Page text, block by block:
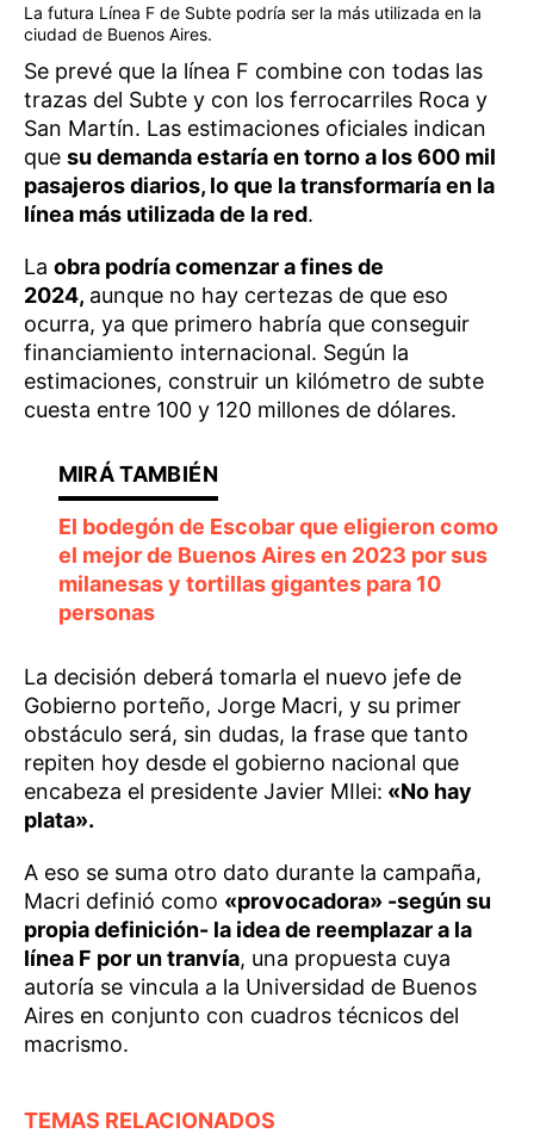
La futura Línea F de Subte podría ser la más utilizada en la
ciudad de Buenos Aires.
Se prevé que la línea F combine con todas las
trazas del Subte y con los ferrocarriles Roca y
San Martín. Las estimaciones oficiales indican
que su demanda estaría en torno a los 600 mil
pasajeros diarios, lo que la transformaría en la
línea más utilizada de la red.
La obra podría comenzar a fines de
2024, aunque no hay certezas de que eso
ocurra, ya que primero habría que conseguir
financiamiento internacional. Según la
estimaciones, construir un kilómetro de subte
cuesta entre 100 y 120 millones de dólares.
El bodegón de Escobar que eligieron como
el mejor de Buenos Aires en 2023 por sus
milanesas y tortillas gigantes para 10
personas
La decisión deberá tomarla el nuevo jefe de
Gobierno porteño, Jorge Macri, y su primer
obstáculo será, sin dudas, la frase que tanto
repiten hoy desde el gobierno nacional que
encabeza el presidente Javier MIlei: «No hay
plata».
A eso se suma otro dato durante la campaña,
Macri definió como «provocadora» -según su
propia definición- la idea de reemplazar a la
línea F por un tranvía, una propuesta cuya
autoría se vincula a la Universidad de Buenos
Aires en conjunto con cuadros técnicos del
macrismo.
TEMAS RELACIONADOS